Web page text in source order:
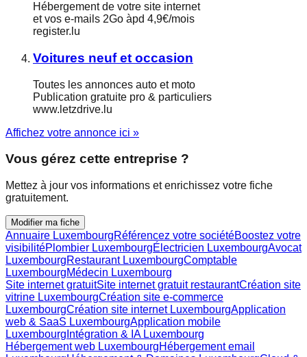
Hébergement de votre site internet
et vos e-mails 2Go àpd 4,9€/mois
register.lu
Voitures neuf et occasion
Toutes les annonces auto et moto
Publication gratuite pro & particuliers
www.letzdrive.lu
Affichez votre annonce ici »
Vous gérez cette entreprise ?
Mettez à jour vos informations et enrichissez votre fiche
gratuitement.
Modifier ma fiche
Annuaire LuxembourgRéférencez votre sociétéBoostez votre
visibilitéPlombier LuxembourgÉlectricien LuxembourgAvocat
LuxembourgRestaurant LuxembourgComptable
LuxembourgMédecin Luxembourg
Site internet gratuitSite internet gratuit restaurantCréation site
vitrine LuxembourgCréation site e-commerce
LuxembourgCréation site internet LuxembourgApplication
web & SaaS LuxembourgApplication mobile
Luxembourg Intégration & IA Luxembourg
Hébergement web LuxembourgHébergement email